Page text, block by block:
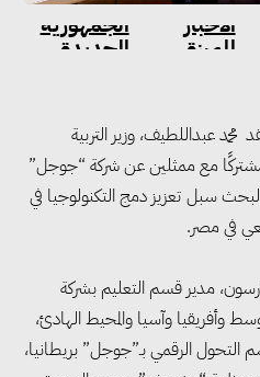
الاخبار
المميزة
الجمهورية
الجديدة
محمد عبداللطيف، وزير التربية
مشتركًا مع ممثلين عن شركة “جوجل”
سبل تعزيز دمج التكنولوجيا في
في مصر.
مدير قسم التعليم بشركة
وأفريقيا وآسيا والمحيط الهادئ،
الرقمي بـ”جوجل” بريطانيا،